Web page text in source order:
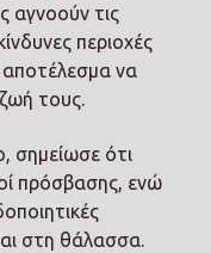
αγνοούν τις
περιοχές
να
τους.
σημείωσε ότι
πρόσβασης, ενώ
στη θάλασσα.